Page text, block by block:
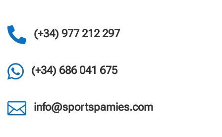
 (+34) 977 212 297
 (+34) 686 041 675
 info@sportspamies.com